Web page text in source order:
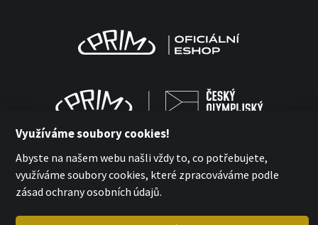
MPM Quality 2026
Využíváme soubory cookies!
Abyste na našem webu našli vždy to, co potřebujete,
využíváme soubory cookies, které zpracováváme podle
zásad ochrany osobních údajů.